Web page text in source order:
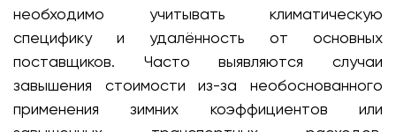
необходимо учитывать климатическую
специфику и удалённость от основных
поставщиков. Часто выявляются случаи
завышения стоимости из-за необоснованного
применения зимних коэффициентов или